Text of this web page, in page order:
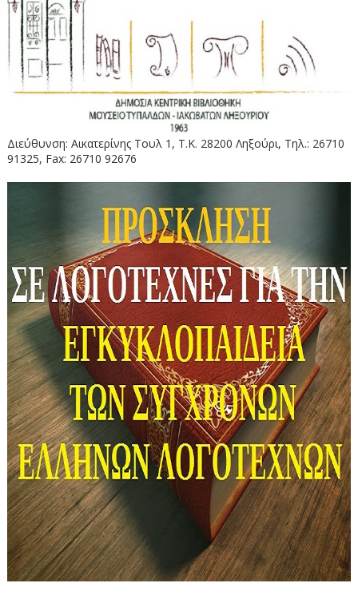
Διεύθυνση: Αικατερίνης Τουλ 1, Τ.Κ. 28200 Ληξούρι, Τηλ.: 26710
91325, Fax: 26710 92676